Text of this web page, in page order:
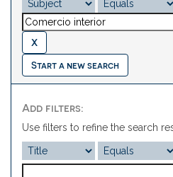
Start a new search
Add filters:
Use filters to refine the search